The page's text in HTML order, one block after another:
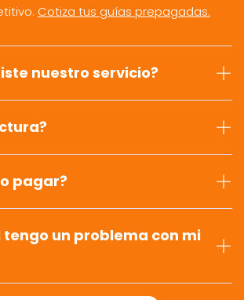
Cotiza tus guías prepagadas.
nuestro servicio?
pagar?
tengo un problema con mi